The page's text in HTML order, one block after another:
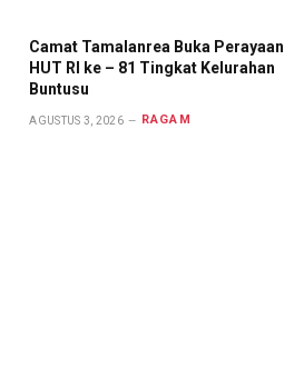
Camat Tamalanrea Buka Perayaan
HUT RI ke – 81 Tingkat Kelurahan
Buntusu
AGUSTUS 3, 2026 RAGAM